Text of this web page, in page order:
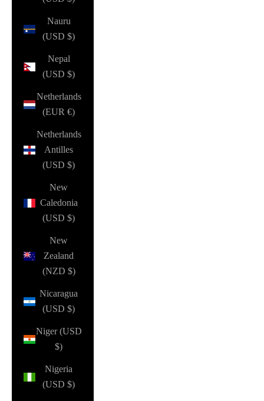
Nauru
(USD $)
Nepal
(USD $)
Netherlands
(EUR €)
Netherlands
Antilles
(USD $)
New
Caledonia
(USD $)
New
Zealand
(NZD $)
Nicaragua
(USD $)
Niger (USD
$)
Nigeria
(USD $)